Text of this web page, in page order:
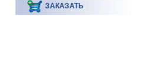
ЗАКАЗАТЬ